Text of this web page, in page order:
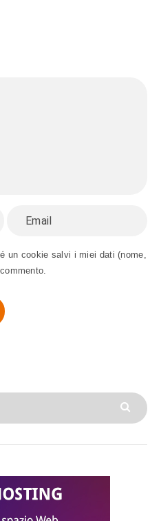
un cookie salvi i miei dati (nome,